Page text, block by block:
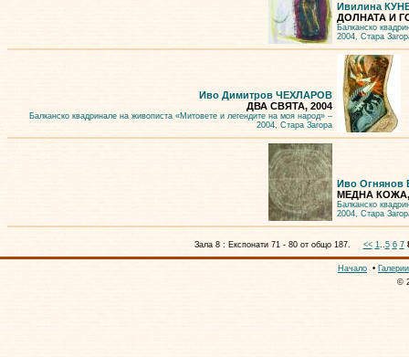
Ивилина
ДОЛНАТА И
Балканско
2004, Стара
Иво Димитров ЧЕХЛАРОВ
ДВА СВЯТА, 2004
Балканско квадринале на живописта «Митовете и легендите на моя народ» –
2004, Стара Загора
Иво
МЕДНА КОЖА,
Балканско
2004, Стара
Зала 8 : Експонати 71 - 80 от общо 187. << 1..5 6 7
Начало • Галерии
©